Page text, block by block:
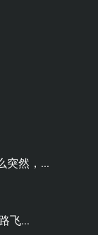
突然，...
飞...